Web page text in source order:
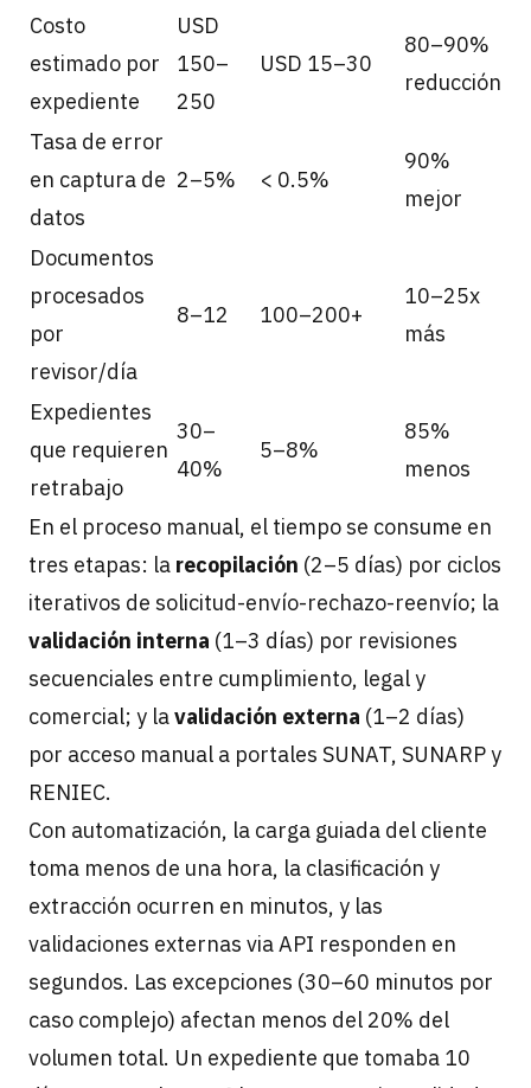
Costo
estimado por
expediente
USD
150–
250
USD 15–30
80–90%
reducción
Tasa de error
en captura de
datos
2–5% < 0.5%
90%
mejor
Documentos
procesados
por
revisor/día
8–12 100–200+
10–25x
más
Expedientes
que requieren
retrabajo
30–
40%
5–8%
85%
menos
En el proceso manual, el tiempo se consume en
tres etapas: la recopilación (2–5 días) por ciclos
iterativos de solicitud-envío-rechazo-reenvío; la
validación interna (1–3 días) por revisiones
secuenciales entre cumplimiento, legal y
comercial; y lavalidación externa (1–2 días)
por acceso manual a portales SUNAT, SUNARP y
RENIEC.
Con automatización, la carga guiada del cliente
toma menos de una hora, la clasificación y
extracción ocurren en minutos, y las
validaciones externas via API responden en
segundos. Las excepciones (30–60 minutos por
caso complejo) afectan menos del 20% del
volumen total. Un expediente que tomaba 10